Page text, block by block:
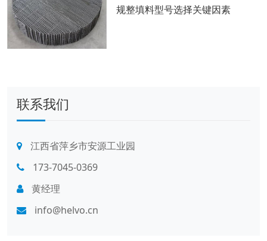
规整填料型号选择关键因素
联系我们
江西省萍乡市安源工业园
173-7045-0369
黄经理
info@helvo.cn